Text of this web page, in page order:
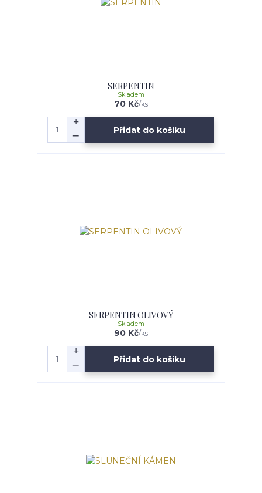
SERPENTIN
70 Kč/ks
Skladem
Přidat do košíku
SERPENTIN OLIVOVÝ
90 Kč/ks
Skladem
Přidat do košíku